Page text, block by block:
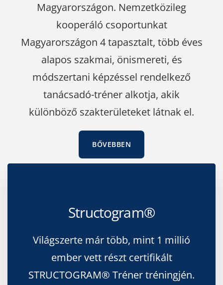
Magyarországon. Nemzetközileg
kooperáló csoportunkat
Magyarországon 4 tapasztalt, több éves
alapos szakmai, önismereti, és
módszertani képzéssel rendelkező
tanácsadó-tréner alkotja, akik
különböző szakterületeket látnak el.
BŐVEBBEN
Structogram®
Világszerte már több, mint 1 millió
ember vett részt certifikált
STRUCTOGRAM® Tréner tréningjén.